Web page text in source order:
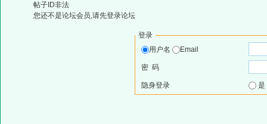
帖子ID非法
您还不是论坛会员,请先登录论坛
登录
用户名
Email
密 码
隐身登录